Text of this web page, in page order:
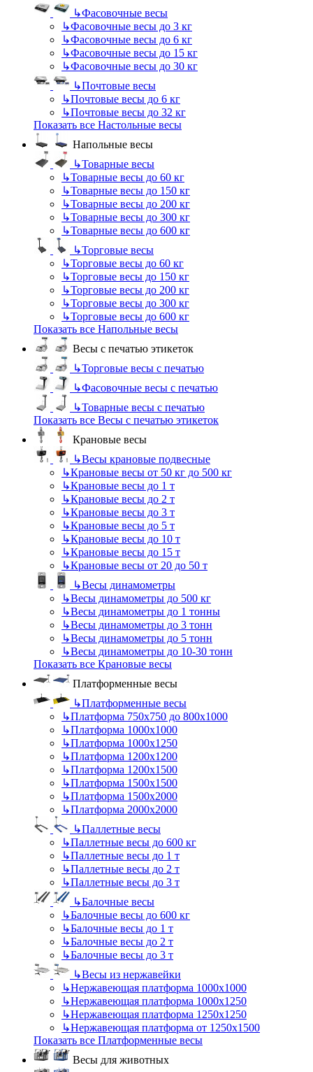
↳Фасовочные весы
↳Фасовочные весы до 3 кг
↳Фасовочные весы до 6 кг
↳Фасовочные весы до 15 кг
↳Фасовочные весы до 30 кг
↳Почтовые весы
↳Почтовые весы до 6 кг
↳Почтовые весы до 32 кг
Показать все Настольные весы
Напольные весы
↳Товарные весы
↳Товарные весы до 60 кг
↳Товарные весы до 150 кг
↳Товарные весы до 200 кг
↳Товарные весы до 300 кг
↳Товарные весы до 600 кг
↳Торговые весы
↳Торговые весы до 60 кг
↳Торговые весы до 150 кг
↳Торговые весы до 200 кг
↳Торговые весы до 300 кг
↳Торговые весы до 600 кг
Показать все Напольные весы
Весы с печатью этикеток
↳Торговые весы с печатью
↳Фасовочные весы с печатью
↳Товарные весы с печатью
Показать все Весы с печатью этикеток
Крановые весы
↳Весы крановые подвесные
↳Крановые весы от 50 кг до 500 кг
↳Крановые весы до 1 т
↳Крановые весы до 2 т
↳Крановые весы до 3 т
↳Крановые весы до 5 т
↳Крановые весы до 10 т
↳Крановые весы до 15 т
↳Крановые весы от 20 до 50 т
↳Весы динамометры
↳Весы динамометры до 500 кг
↳Весы динамометры до 1 тонны
↳Весы динамометры до 3 тонн
↳Весы динамометры до 5 тонн
↳Весы динамометры до 10-30 тонн
Показать все Крановые весы
Платформенные весы
↳Платформенные весы
↳Платформа 750х750 до 800х1000
↳Платформа 1000х1000
↳Платформа 1000х1250
↳Платформа 1200х1200
↳Платформа 1200х1500
↳Платформа 1500х1500
↳Платформа 1500х2000
↳Платформа 2000х2000
↳Паллетные весы
↳Паллетные весы до 600 кг
↳Паллетные весы до 1 т
↳Паллетные весы до 2 т
↳Паллетные весы до 3 т
↳Балочные весы
↳Балочные весы до 600 кг
↳Балочные весы до 1 т
↳Балочные весы до 2 т
↳Балочные весы до 3 т
↳Весы из нержавейки
↳Нержавеющая платформа 1000х1000
↳Нержавеющая платформа 1000х1250
↳Нержавеющая платформа 1250х1250
↳Нержавеющая платформа от 1250х1500
Показать все Платформенные весы
Весы для животных